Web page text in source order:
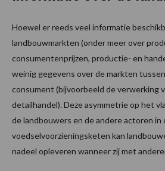
Hoewel er reeds veel informatie
landbouwmarkten (onder meer over
consumentenprijzen, productie- en
weinig gegevens over de markten
consument (bijvoorbeeld de verwerking
detailhandel). Deze asymmetrie op het
de landbouwers en de andere actoren in
voedselvoorzieningsketen kan
nadeel opleveren wanneer zij met